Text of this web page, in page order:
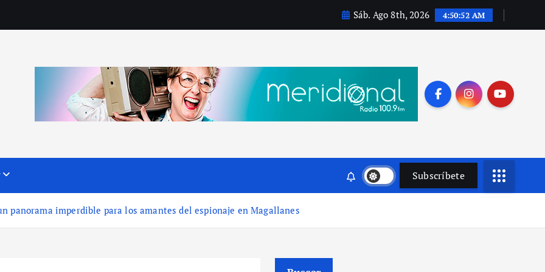
Sáb. Ago 8th, 2026 4:50:53 AM
Subscríbete
panorama imperdible para los amantes del espionaje en Magallanes